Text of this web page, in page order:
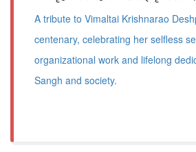
A tribute to Vimaltai Krishnarao
centenary, celebrating her selfless
organizational work and lifelong
Sangh and society.